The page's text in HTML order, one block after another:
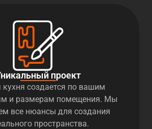
проект
создается по вашим
и размерам помещения. Мы
все нюансы для создания
пространства.